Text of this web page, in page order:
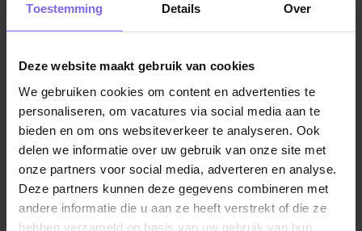
Toestemming Details Over
Deze website maakt gebruik van cookies
We gebruiken cookies om content en advertenties te
personaliseren, om vacatures via social media aan te
bieden en om ons websiteverkeer te analyseren. Ook
delen we informatie over uw gebruik van onze site met
onze partners voor social media, adverteren en analyse.
Deze partners kunnen deze gegevens combineren met
andere informatie die u aan ze heeft verstrekt of die ze
hebben verzameld op basis van uw gebruik van hun
begroting, jaarprognoses, maand- en
kwartaalrapportages, de jaarrekening en andere
verantwoordingen.
Je stelt managementinformatie op in afstemming met
de regiocontroller, teamleider Ondersteuning
Financiën en de concerncontroller. Met jouw analyses
help je het management om goed onderbouwde
beslissingen te nemen.
Daarnaast werk je mee aan het verbeteren en